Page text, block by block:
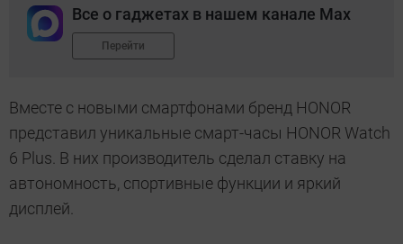
Все о гаджетах в нашем канале Max
Перейти
Вместе с новыми смартфонами бренд HONOR
представил уникальные смарт-часы HONOR Watch
6 Plus. В них производитель сделал ставку на
автономность, спортивные функции и яркий
дисплей.